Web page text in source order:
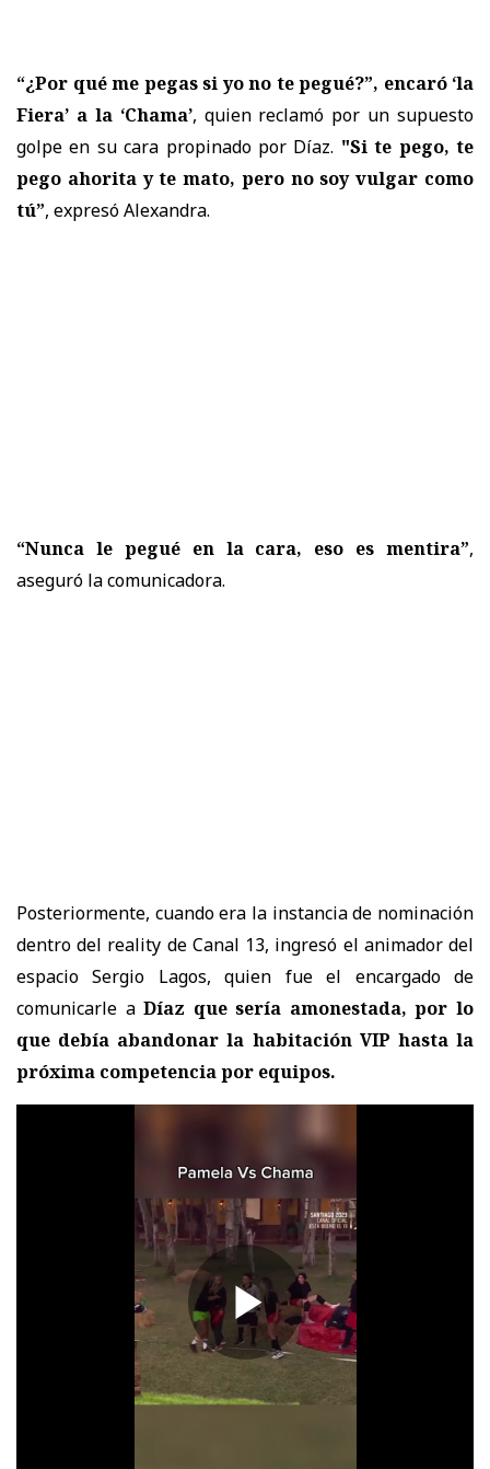
“¿Por qué me pegas si yo no te pegué?”, encaró ‘la
Fiera’ a la ‘Chama’, quien reclamó por un supuesto
golpe en su cara propinado por Díaz. "Si te pego, te
pego ahorita y te mato, pero no soy vulgar como
tú”, expresó Alexandra.
“Nunca le pegué en la cara, eso es mentira”,
aseguró la comunicadora.
Posteriormente, cuando era la instancia de nominación
dentro del reality de Canal 13, ingresó el animador del
espacio Sergio Lagos, quien fue el encargado de
comunicarle aDíaz que sería amonestada, por lo
que debía abandonar la habitación VIP hasta la
próxima competencia por equipos.